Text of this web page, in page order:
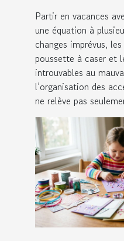
puériculture
Partir en vacances
une équation à
changes imprévus,
poussette à caser et
introuvables au
l’organisation des
ne relève pas